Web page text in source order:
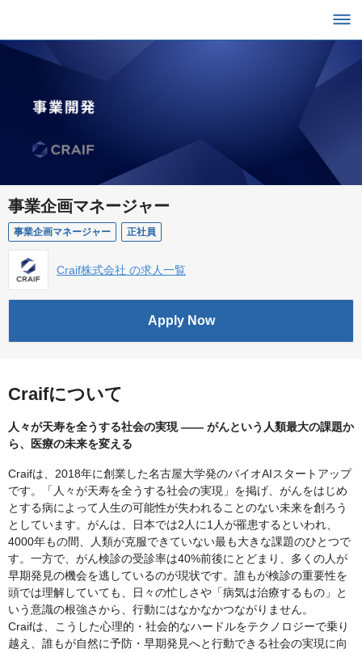
事業企画マネージャー
事業企画マネージャー 正社員
Craif株式会社 の求人一覧
Apply Now
Craifについて
人々が天寿を全うする社会の実現 —— がんという人類最大の課題か
ら、医療の未来を変える
Craifは、2018年に創業した名古屋大学発のバイオAIスタートアップ
です。「人々が天寿を全うする社会の実現」を掲げ、がんをはじめ
とする病によって人生の可能性が失われることのない未来を創ろう
としています。がんは、日本では2人に1人が罹患するといわれ、
4000年もの間、人類が克服できていない最も大きな課題のひとつで
す。一方で、がん検診の受診率は40%前後にとどまり、多くの人が
早期発見の機会を逃しているのが現状です。誰もが検診の重要性を
頭では理解していても、日々の忙しさや「病気は治療するもの」と
いう意識の根強さから、行動にはなかなかつながりません。
Craifは、こうした心理的・社会的なハードルをテクノロジーで乗り
越え、誰もが自然に予防・早期発見へと行動できる社会の実現に向